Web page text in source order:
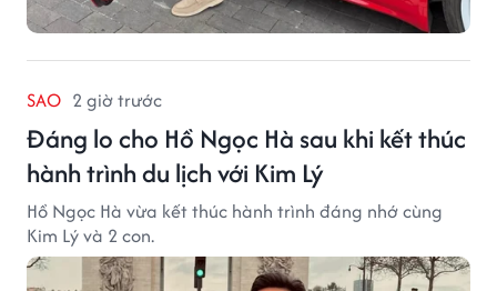
SAO 2 giờ trước
Đáng lo cho Hồ Ngọc Hà sau khi kết thúc
hành trình du lịch với Kim Lý
Hồ Ngọc Hà vừa kết thúc hành trình đáng nhớ cùng
Kim Lý và 2 con.